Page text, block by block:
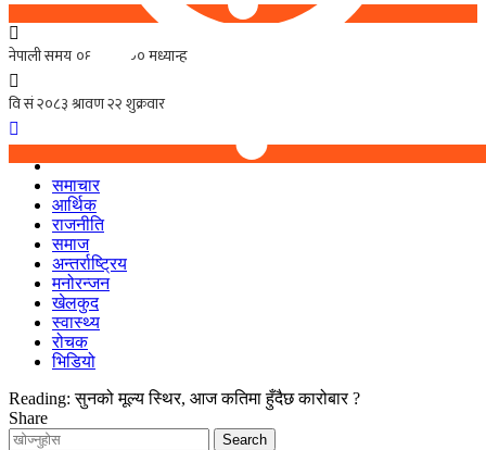
समाचार
आर्थिक
राजनीति
समाज
अन्तर्राष्ट्रिय
मनोरन्जन
खेलकुद
स्वास्थ्य
रोचक
भिडियो
Reading: सुनको मूल्य स्थिर, आज कतिमा हुँदैछ कारोबार ?
Share